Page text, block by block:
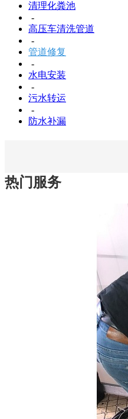
清理化粪池
-
高压车清洗管道
-
管道修复
-
水电安装
-
污水转运
-
防水补漏
热门服务